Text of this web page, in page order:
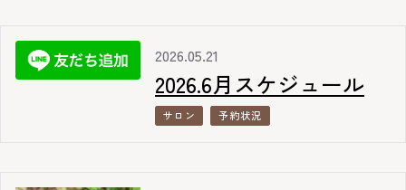
2026.05.21
2026.6月スケジュール
サロン 予約状況